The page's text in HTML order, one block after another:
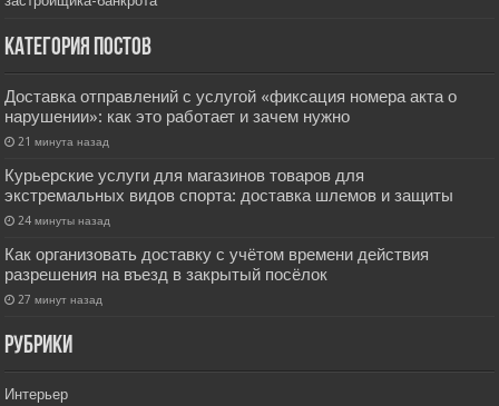
Категория постов
Доставка отправлений с услугой «фиксация номера акта о
нарушении»: как это работает и зачем нужно
21 минута назад
Курьерские услуги для магазинов товаров для
экстремальных видов спорта: доставка шлемов и защиты
24 минуты назад
Как организовать доставку с учётом времени действия
разрешения на въезд в закрытый посёлок
27 минут назад
РУбрики
Интерьер